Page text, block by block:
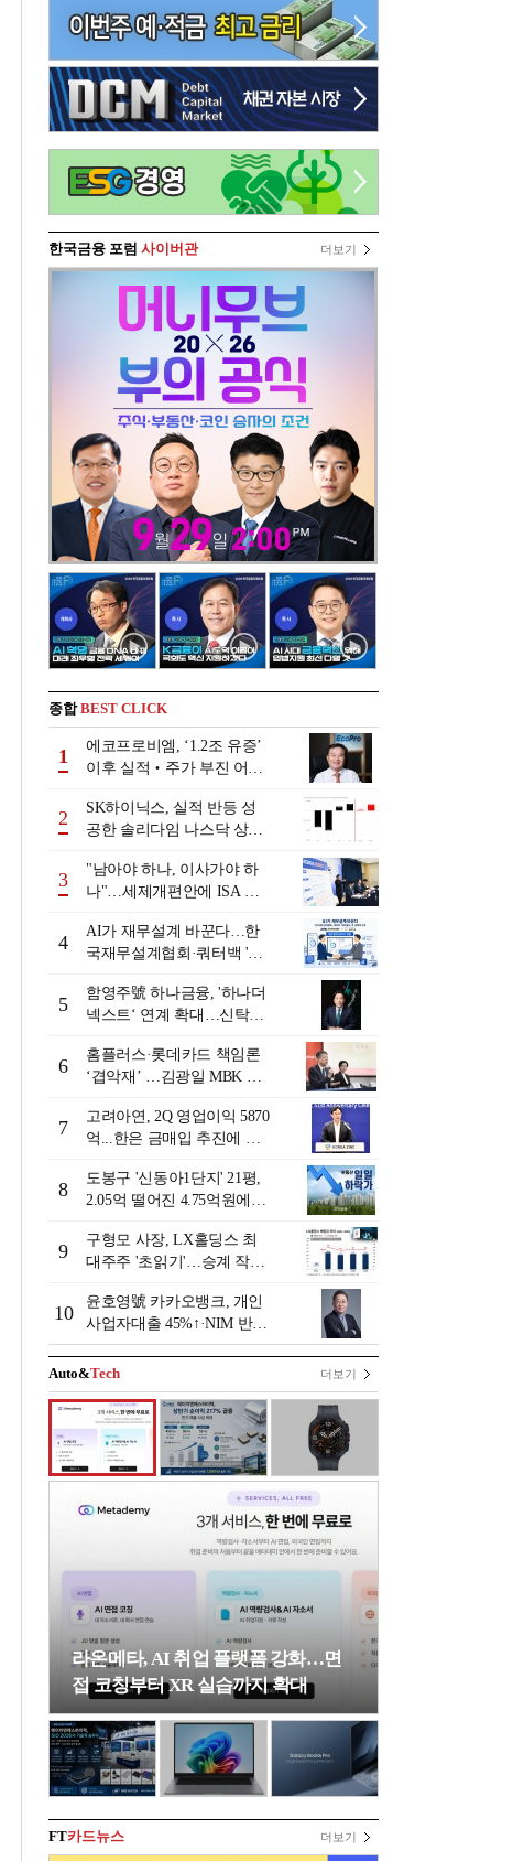
한국금융 포럼 사이버관 더보기
종합BEST CLICK
1
에코프로비엠, ‘1.2조 유증’
이후 실적‧주가 부진 어쩌
2
SK하이닉스, 실적 반등 성
공한 솔리다임 나스닥 상장
3
"남아야 하나, 이사가야 하
나"…세제개편안에 ISA 투
4
AI가 재무설계 바꾼다…한
국재무설계협회·쿼터백 '베
5
함영주號 하나금융, '하나더
넥스트‘ 연계 확대…신탁수
니어 비즈니스 돋보기]
6
홈플러스·롯데카드 책임론
‘겹악재’ …김광일 MBK 부
7
고려아연, 2Q 영업이익 5870
억...한은 금매입 추진에 주
8
도봉구 '신동아1단지' 21평,
2.05억 떨어진 4.75억원에
9
구형모 사장, LX홀딩스 최
대주주 '초읽기'…승계 작업
10
윤호영號 카카오뱅크, 개인
사업자대출 45%↑·NIM 반
등…플랫폼 수익화 '과제' [2
026 금융사 상반기 실적]
Auto&Tech 더보기
라온메타, AI 취업 플랫폼 강화…면
접 코칭부터 XR 실습까지 확대
FT카드뉴스 더보기